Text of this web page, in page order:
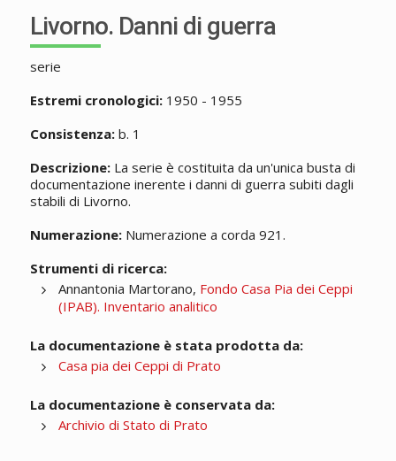
Livorno. Danni di guerra
serie
Estremi cronologici:1950 - 1955
Consistenza:b. 1
Descrizione:La serie è costituita da un'unica busta di
documentazione inerente i danni di guerra subiti dagli
stabili di Livorno.
Numerazione:Numerazione a corda 921.
Strumenti di ricerca:
Annantonia Martorano, Fondo Casa Pia dei Ceppi
(IPAB). Inventario analitico
La documentazione è stata prodotta da:
Casa pia dei Ceppi di Prato
La documentazione è conservata da:
Archivio di Stato di Prato